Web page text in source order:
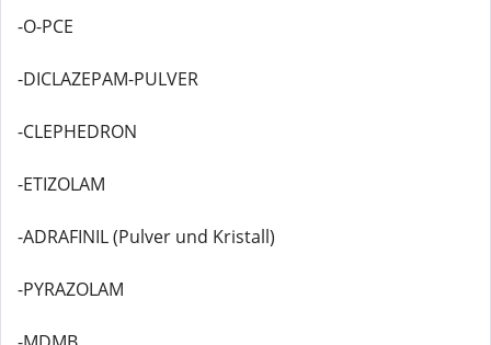
-O-PCE
-DICLAZEPAM-PULVER
-CLEPHEDRON
-ETIZOLAM
-ADRAFINIL (Pulver und Kristall)
-PYRAZOLAM